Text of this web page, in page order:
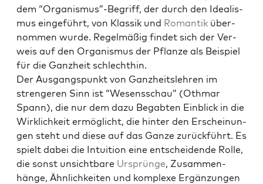
dem “Organismus”-Begriff, der durch den Ide­al­is­
mus einge­führt, von Klas­sik und Roman­tik über­
nom­men wurde. Regelmäßig find­et sich der Ver­
weis auf den Organ­is­mus der Pflanze als Beispiel
für die Ganzheit schlechthin.
Der Aus­gangspunkt von Ganzheit­slehren im
stren­geren Sinn ist “Wesenss­chau” (Oth­mar
Spann), die nur dem dazu Begabten Ein­blick in die
Wirk­lichkeit ermöglicht, die hin­ter den Erschei­n­un­
gen ste­ht und diese auf das Ganze zurück­führt. Es
spielt dabei die Intu­ition eine entschei­dende Rolle,
die son­st unsicht­bare Ursprünge, Zusam­men­
hänge, Ähn­lichkeit­en und kom­plexe Ergänzun­gen